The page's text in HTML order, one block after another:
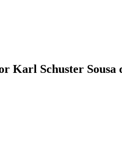
Karl Schuster Sousa